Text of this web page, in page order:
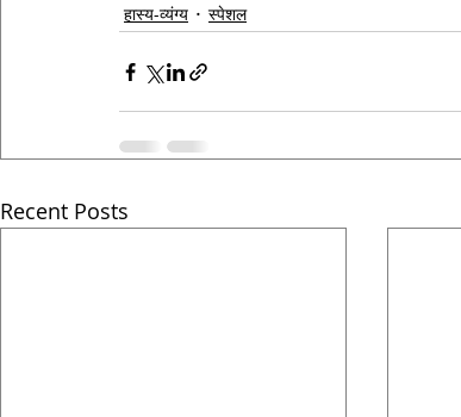
हास्य-व्यंग्य स्पेशल
Recent Posts